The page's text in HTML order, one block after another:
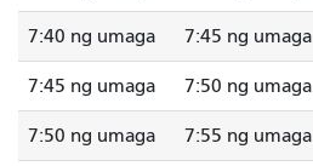
7:40 ng umaga 7:45 ng umaga
7:45 ng umaga 7:50 ng umaga
7:50 ng umaga 7:55 ng umaga